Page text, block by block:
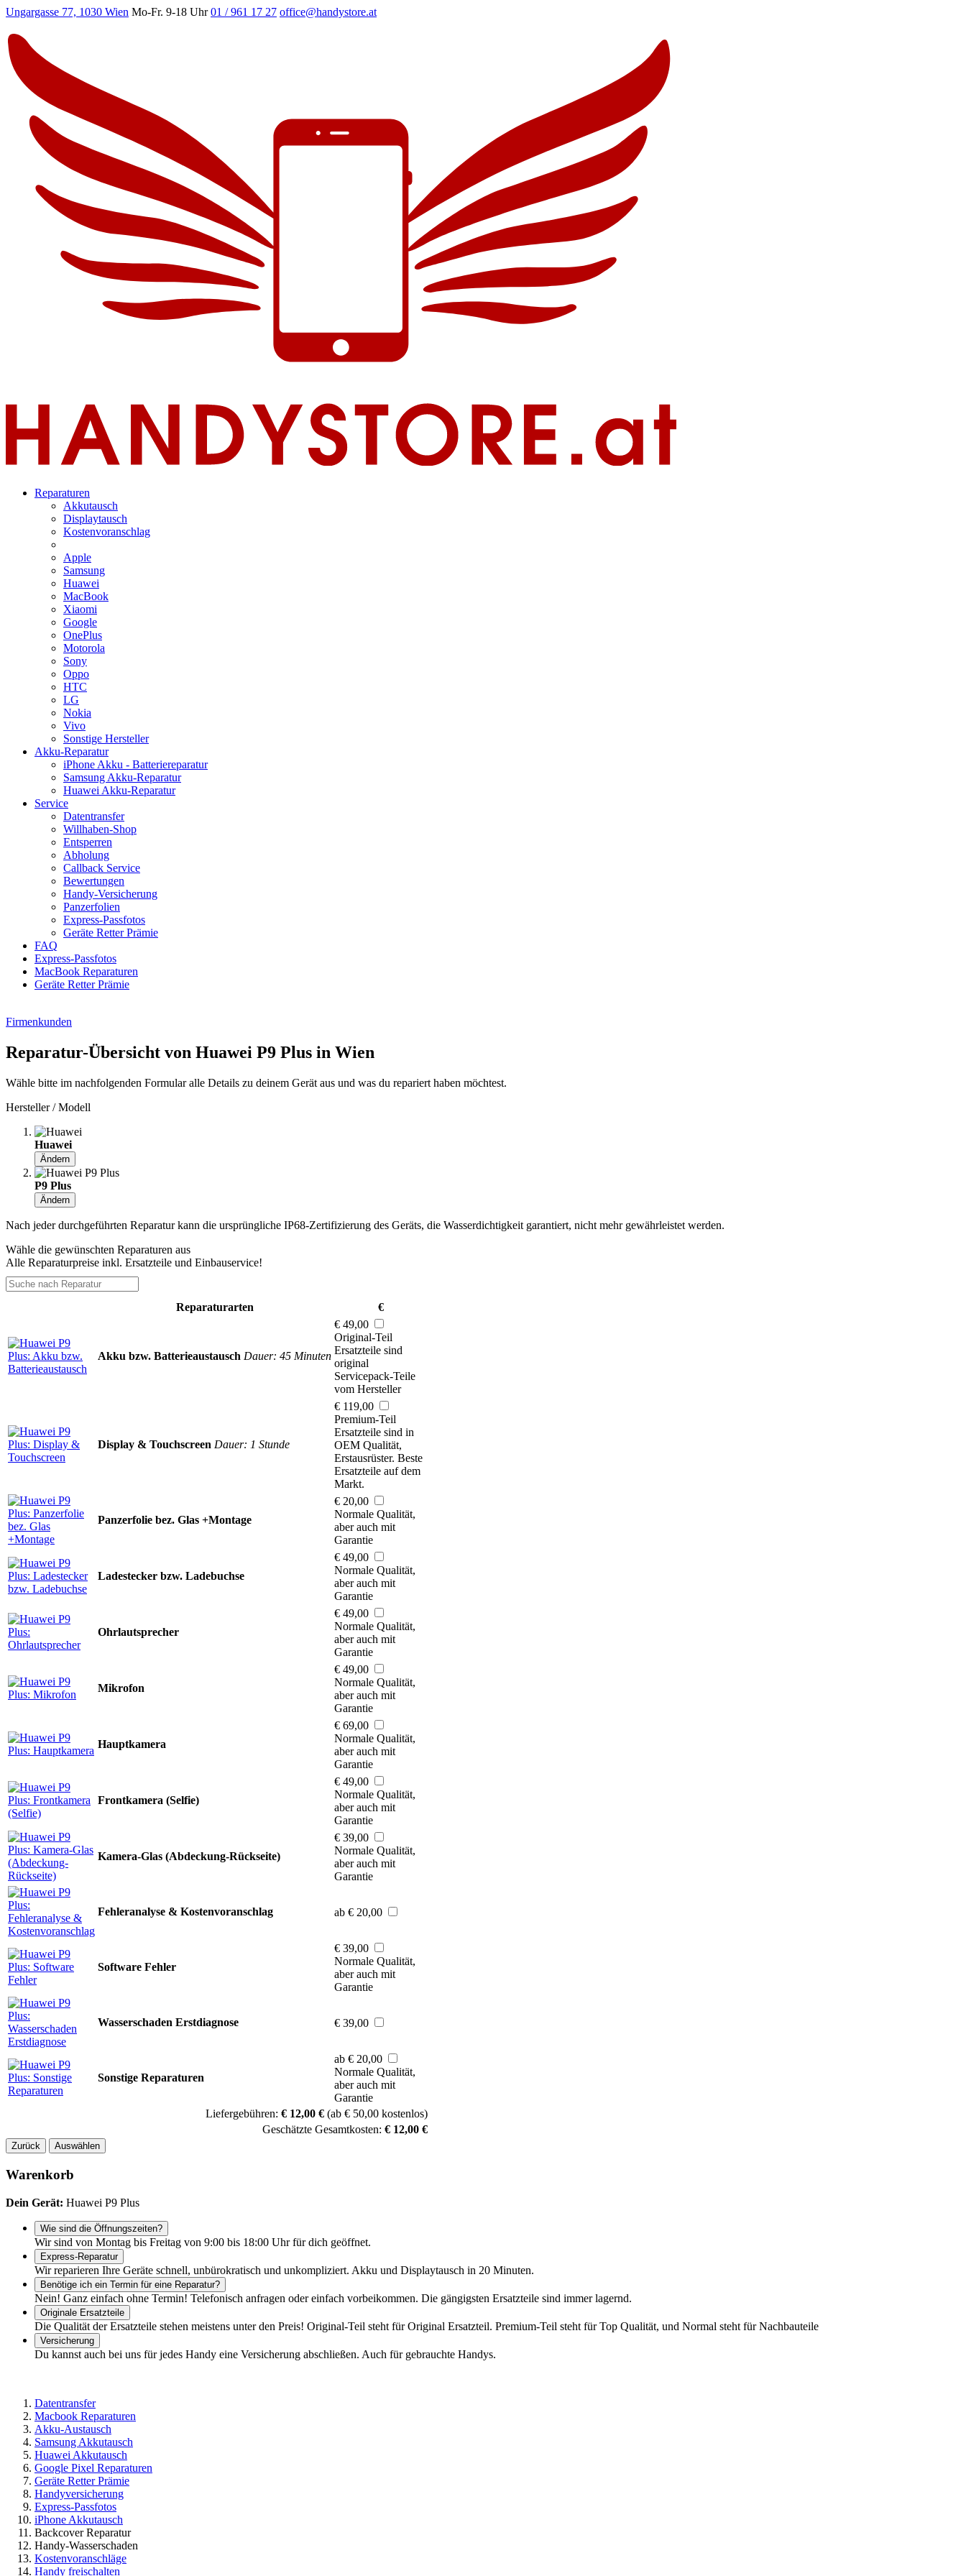
Ungargasse 77, 1030 Wien Mo-Fr. 9-18 Uhr 01 / 961 17 27 office@handystore.at
Reparaturen
Akkutausch
Displaytausch
Kostenvoranschlag
Apple
Samsung
Huawei
MacBook
Xiaomi
Google
OnePlus
Motorola
Sony
Oppo
HTC
LG
Nokia
Vivo
Sonstige Hersteller
Akku-Reparatur
iPhone Akku - Batteriereparatur
Samsung Akku-Reparatur
Huawei Akku-Reparatur
Service
Datentransfer
Willhaben-Shop
Entsperren
Abholung
Callback Service
Bewertungen
Handy-Versicherung
Panzerfolien
Express-Passfotos
Geräte Retter Prämie
FAQ
Express-Passfotos
MacBook Reparaturen
Geräte Retter Prämie
Firmenkunden
Reparatur-Übersicht von Huawei P9 Plus in Wien
Wähle bitte im nachfolgenden Formular alle Details zu deinem Gerät aus und was du repariert haben möchtest.
Hersteller / Modell
Huawei
Ändern
P9 Plus
Ändern
Nach jeder durchgeführten Reparatur kann die ursprüngliche IP68-Zertifizierung des Geräts, die Wasserdichtigkeit garantiert, nicht mehr gewährleistet werden.
Wähle die gewünschten Reparaturen aus
Alle Reparaturpreise inkl. Ersatzteile und Einbauservice!
Reparaturarten €
Akku bzw. Batterieaustausch Dauer: 45 Minuten
€ 49,00
Original-Teil
Ersatzteile sind
original
Servicepack-Teile
vom Hersteller
Display & Touchscreen Dauer: 1 Stunde
€ 119,00
Premium-Teil
Ersatzteile sind in
OEM Qualität,
Erstausrüster. Beste
Ersatzteile auf dem
Markt.
Panzerfolie bez. Glas +Montage
€ 20,00
Normale Qualität,
aber auch mit
Garantie
Ladestecker bzw. Ladebuchse
€ 49,00
Normale Qualität,
aber auch mit
Garantie
Ohrlautsprecher
€ 49,00
Normale Qualität,
aber auch mit
Garantie
Mikrofon
€ 49,00
Normale Qualität,
aber auch mit
Garantie
Hauptkamera
€ 69,00
Normale Qualität,
aber auch mit
Garantie
Frontkamera (Selfie)
€ 49,00
Normale Qualität,
aber auch mit
Garantie
Kamera-Glas (Abdeckung-Rückseite)
€ 39,00
Normale Qualität,
aber auch mit
Garantie
Fehleranalyse & Kostenvoranschlag ab € 20,00
Software Fehler
€ 39,00
Normale Qualität,
aber auch mit
Garantie
Wasserschaden Erstdiagnose € 39,00
Sonstige Reparaturen
ab € 20,00
Normale Qualität,
aber auch mit
Garantie
Liefergebühren: € 12,00 € (ab € 50,00 kostenlos)
Geschätzte Gesamtkosten: € 12,00 €
Zurück Auswählen
Warenkorb
Dein Gerät: Huawei P9 Plus
Wie sind die Öffnungszeiten?
Wir sind von Montag bis Freitag von 9:00 bis 18:00 Uhr für dich geöffnet.
Express-Reparatur
Wir reparieren Ihre Geräte schnell, unbürokratisch und unkompliziert. Akku und Displaytausch in 20 Minuten.
Benötige ich ein Termin für eine Reparatur?
Nein! Ganz einfach ohne Termin! Telefonisch anfragen oder einfach vorbeikommen. Die gängigsten Ersatzteile sind immer lagernd.
Originale Ersatzteile
Die Qualität der Ersatzteile stehen meistens unter den Preis! Original-Teil steht für Original Ersatzteil. Premium-Teil steht für Top Qualität, und Normal steht für Nachbauteile
Versicherung
Du kannst auch bei uns für jedes Handy eine Versicherung abschließen. Auch für gebrauchte Handys.
Datentransfer
Macbook Reparaturen
Akku-Austausch
Samsung Akkutausch
Huawei Akkutausch
Google Pixel Reparaturen
Geräte Retter Prämie
Handyversicherung
Express-Passfotos
iPhone Akkutausch
Backcover Reparatur
Handy-Wasserschaden
Kostenvoranschläge
Handy freischalten